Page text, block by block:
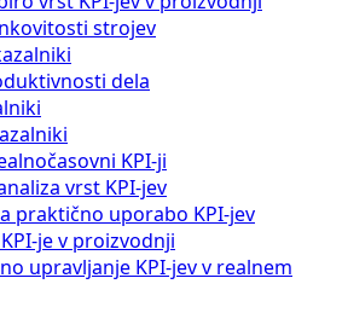
strojev
dela
KPI-ji
vrst KPI-jev
praktično uporabo KPI-jev
je v proizvodnji
upravljanje KPI-jev v realnem